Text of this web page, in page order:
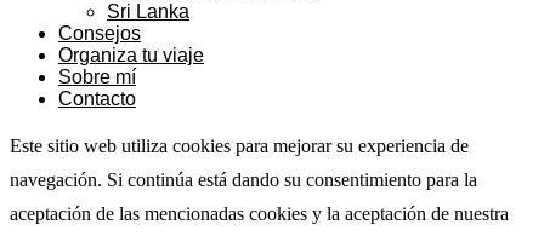
Sri Lanka
Consejos
Organiza tu viaje
Sobre mí
Contacto
Este sitio web utiliza cookies para mejorar su experiencia de
navegación. Si continúa está dando su consentimiento para la
aceptación de las mencionadas cookies y la aceptación de nuestra